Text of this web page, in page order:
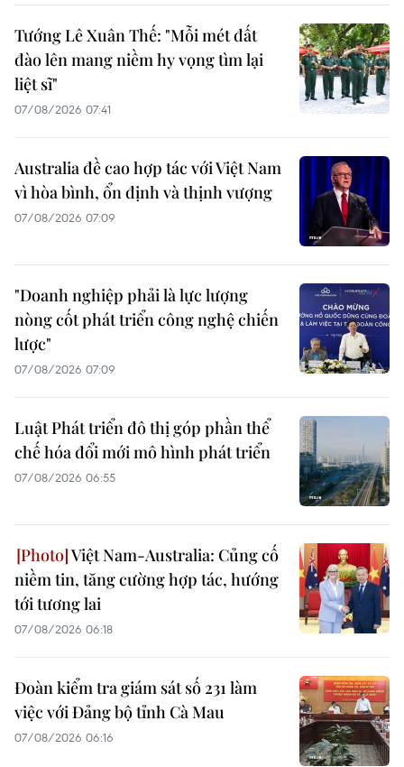
Tướng Lê Xuân Thế: "Mỗi mét đất
đào lên mang niềm hy vọng tìm lại
liệt sĩ"
07/08/2026 07:41
Australia đề cao hợp tác với Việt Nam
vì hòa bình, ổn định và thịnh vượng
07/08/2026 07:09
"Doanh nghiệp phải là lực lượng
nòng cốt phát triển công nghệ chiến
lược"
07/08/2026 07:09
Luật Phát triển đô thị góp phần thể
chế hóa đổi mới mô hình phát triển
07/08/2026 06:55
Việt Nam-Australia: Củng cố
niềm tin, tăng cường hợp tác, hướng
tới tương lai
07/08/2026 06:18
Đoàn kiểm tra giám sát số 231 làm
việc với Đảng bộ tỉnh Cà Mau
07/08/2026 06:16